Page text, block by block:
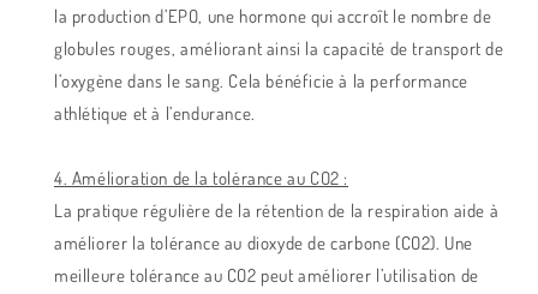
la production d’EPO, une hormone qui accroît le nombre de
globules rouges, améliorant ainsi la capacité de transport de
l’oxygène dans le sang. Cela bénéficie à la performance
athlétique et à l’endurance.
4. Amélioration de la tolérance au CO2 :
La pratique régulière de la rétention de la respiration aide à
améliorer la tolérance au dioxyde de carbone (CO2). Une
meilleure tolérance au CO2 peut améliorer l’utilisation de